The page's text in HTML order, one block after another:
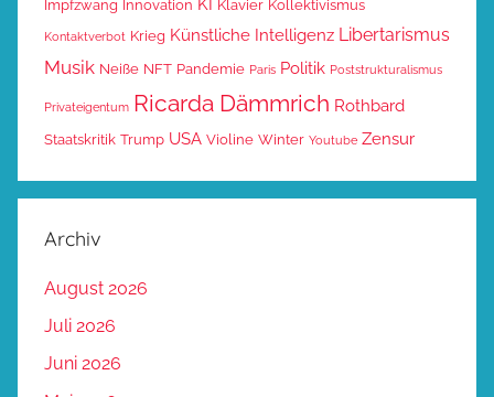
Impfzwang Innovation Klavier Kollektivismus
Kontaktverbot Krieg Künstliche Intelligenz Libertarismus
Musik Neiße NFT Pandemie Paris Politik Poststrukturalismus
Privateigentum Ricarda Dämmrich Rothbard
Staatskritik Trump USA Violine Winter Youtube Zensur
Archiv
August 2026
Juli 2026
Juni 2026